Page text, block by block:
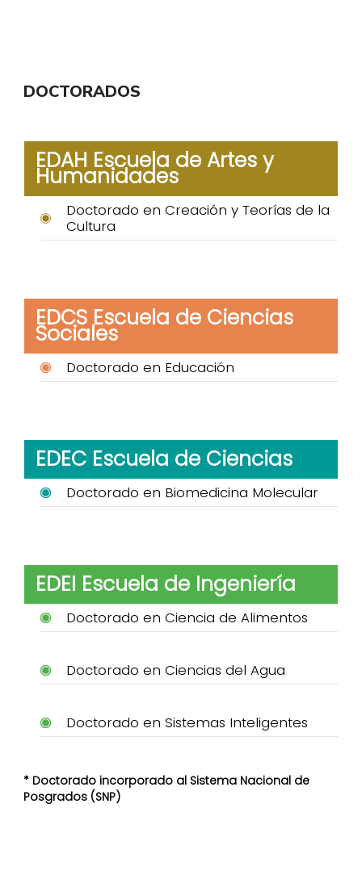
DOCTORADOS
EDAH Escuela de Artes y
Humanidades
Doctorado en Creación y Teorías de la
Cultura
EDCS Escuela de Ciencias
Sociales
Doctorado en Educación
EDEC Escuela de Ciencias
Doctorado en Biomedicina Molecular
EDEI Escuela de Ingeniería
Doctorado en Ciencia de Alimentos
Doctorado en Ciencias del Agua
Doctorado en Sistemas Inteligentes
* Doctorado incorporado al Sistema Nacional de
Posgrados (SNP)